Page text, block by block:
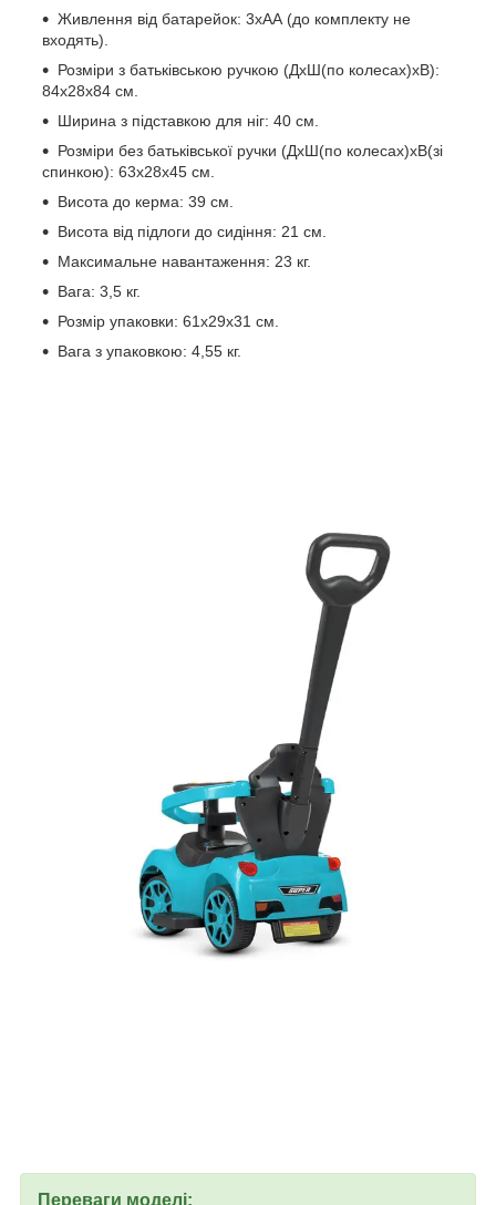
Живлення від батарейок: 3хАА (до комплекту не
входять).
Розміри з батьківською ручкою (ДхШ(по колесах)хВ):
84х28х84 см.
Ширина з підставкою для ніг: 40 см.
Розміри без батьківської ручки (ДхШ(по колесах)хВ(зі
спинкою): 63х28х45 см.
Висота до керма: 39 см.
Висота від підлоги до сидіння: 21 см.
Максимальне навантаження: 23 кг.
Вага: 3,5 кг.
Розмір упаковки: 61х29х31 см.
Вага з упаковкою: 4,55 кг.
Переваги моделі: